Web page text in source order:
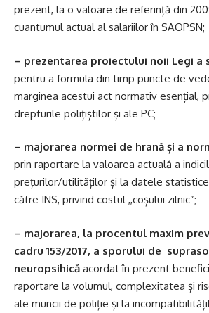
prezent, la o valoare de referință din
cuantumul actual al salariilor în SAOPSN;
– prezentarea proiectului noii Legi a
pentru a formula din timp puncte de
marginea acestui act normativ esențial,
drepturile polițiștilor și ale PC;
– majorarea normei de hrană și a
prin raportare la valoarea actuală a
prețurilor/utilităților și la datele
către INS, privind costul ,,coșului zilnic”;
– majorarea, la procentul maxim
cadru 153/2017, a sporului de
neuropsihică acordat în prezent
raportare la volumul, complexitatea și
ale muncii de poliție și la